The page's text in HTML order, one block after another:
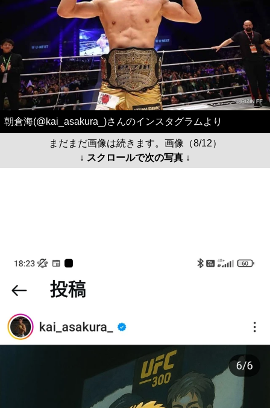
朝倉海(@kai_asakura_)さんのインスタグラムより
まだまだ画像は続きます。画像（8/12）
↓ スクロールで次の写真 ↓